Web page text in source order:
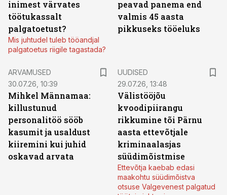
inimest värvates
töötukassalt
palgatoetust?
Mis juhtudel tuleb tööandjal
palgatoetus riigile tagastada?
peavad panema end
valmis 45 aasta
pikkuseks tööeluks
ARVAMUSED
30.07.26, 10:39
Mihkel Männamaa:
killustunud
personalitöö sööb
kasumit ja usaldust
kiiremini kui juhid
oskavad arvata
UUDISED
29.07.26, 13:48
Välistööjõu
kvoodipiirangu
rikkumine tõi Pärnu
aasta ettevõtjale
kriminaalasjas
süüdimõistmise
Ettevõtja kaebab edasi
maakohtu süüdimõistva
otsuse Valgevenest palgatud